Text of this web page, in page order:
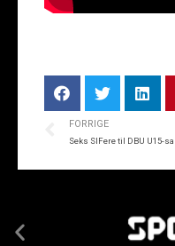
FORRIGE
Seks SIFere til DBU U15-